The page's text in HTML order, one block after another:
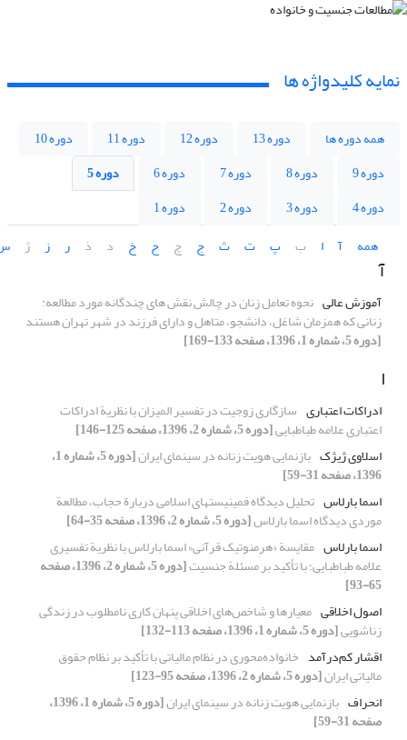
نمایه کلیدواژه ها
همه دوره ها دوره 13 دوره 12 دوره 11
دوره 10
دوره 9
دوره 8 دوره 7 دوره 6
دوره 5
دوره 4
دوره 3 دوره 2
دوره 1
همه
آ ا ب پ ت ث ج چ ح خ د ذ ر ز ژ
آ
آموزش عالی نحوه تعامل زنان در چالش نقش های چندگانه مورد مطالعه:
زنانی که همزمان شاغل، دانشجو، متاهل و دارای فرزند در شهر تهران هستند
[دوره 5، شماره 1، 1396، صفحه 133-169]
ا
ادراکات اعتباری سازگاری زوجیت در تفسیر المیزان با نظریة ادراکات
اعتباری علامه طباطبایی[دوره 5، شماره 2، 1396، صفحه 125-146]
اسلاوی ژیژک بازنمایی هویت زنانه در سینمای ایران [دوره 5، شماره 1،
1396، صفحه 31-59]
اسما بارلاس تحلیل دیدگاه فمینیستهای اسلامی دربارة حجاب، مطالعة
موردی دیدگاه اسما بارلاس[دوره 5، شماره 2، 1396، صفحه 35-64]
اسما بارلاس مقایسة «هرمنوتیک قرآنی» اسما بارلاس با نظریة تفسیری
علامه طباطبایی؛ با تأکید بر مسئلة جنسیت [دوره 5، شماره 2، 1396، صفحه
65-93]
اصول اخلاقی معیارها و شاخص‌های اخلاقی پنهان کاری نامطلوب در زندگی
زناشویی[دوره 5، شماره 1، 1396، صفحه 113-132]
اقشار کم‌درآمد خانواده‌محوری در نظام مالیاتی با تأکید بر نظام حقوق
مالیاتی ایران[دوره 5، شماره 2، 1396، صفحه 95-123]
انحراف بازنمایی هویت زنانه در سینمای ایران [دوره 5، شماره 1، 1396،
صفحه 31-59]